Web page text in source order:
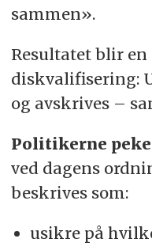
sammen».
Resultatet blir
diskvalifisering:
og avskrives –
Politikerne
ved dagens
beskrives som:
usikre på